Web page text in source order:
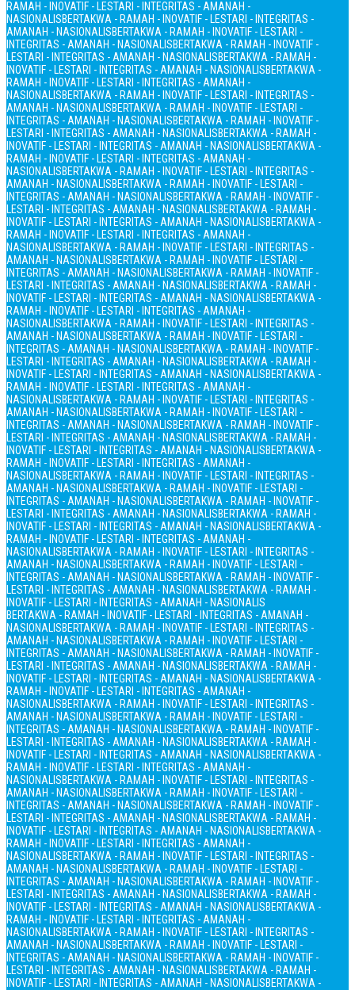
RAMAH - INOVATIF - LESTARI - INTEGRITAS - AMANAH -
NASIONALISBERTAKWA - RAMAH - INOVATIF - LESTARI - INTEGRITAS -
AMANAH - NASIONALISBERTAKWA - RAMAH - INOVATIF - LESTARI -
INTEGRITAS - AMANAH - NASIONALISBERTAKWA - RAMAH - INOVATIF -
LESTARI - INTEGRITAS - AMANAH - NASIONALISBERTAKWA - RAMAH -
INOVATIF - LESTARI - INTEGRITAS - AMANAH - NASIONALISBERTAKWA -
RAMAH - INOVATIF - LESTARI - INTEGRITAS - AMANAH -
NASIONALISBERTAKWA - RAMAH - INOVATIF - LESTARI - INTEGRITAS -
AMANAH - NASIONALISBERTAKWA - RAMAH - INOVATIF - LESTARI -
INTEGRITAS - AMANAH - NASIONALISBERTAKWA - RAMAH - INOVATIF -
LESTARI - INTEGRITAS - AMANAH - NASIONALISBERTAKWA - RAMAH -
INOVATIF - LESTARI - INTEGRITAS - AMANAH - NASIONALISBERTAKWA -
RAMAH - INOVATIF - LESTARI - INTEGRITAS - AMANAH -
NASIONALISBERTAKWA - RAMAH - INOVATIF - LESTARI - INTEGRITAS -
AMANAH - NASIONALISBERTAKWA - RAMAH - INOVATIF - LESTARI -
INTEGRITAS - AMANAH - NASIONALISBERTAKWA - RAMAH - INOVATIF -
LESTARI - INTEGRITAS - AMANAH - NASIONALISBERTAKWA - RAMAH -
INOVATIF - LESTARI - INTEGRITAS - AMANAH - NASIONALISBERTAKWA -
RAMAH - INOVATIF - LESTARI - INTEGRITAS - AMANAH -
NASIONALISBERTAKWA - RAMAH - INOVATIF - LESTARI - INTEGRITAS -
AMANAH - NASIONALISBERTAKWA - RAMAH - INOVATIF - LESTARI -
INTEGRITAS - AMANAH - NASIONALISBERTAKWA - RAMAH - INOVATIF -
LESTARI - INTEGRITAS - AMANAH - NASIONALISBERTAKWA - RAMAH -
INOVATIF - LESTARI - INTEGRITAS - AMANAH - NASIONALISBERTAKWA -
RAMAH - INOVATIF - LESTARI - INTEGRITAS - AMANAH -
NASIONALISBERTAKWA - RAMAH - INOVATIF - LESTARI - INTEGRITAS -
AMANAH - NASIONALISBERTAKWA - RAMAH - INOVATIF - LESTARI -
INTEGRITAS - AMANAH - NASIONALISBERTAKWA - RAMAH - INOVATIF -
LESTARI - INTEGRITAS - AMANAH - NASIONALISBERTAKWA - RAMAH -
INOVATIF - LESTARI - INTEGRITAS - AMANAH - NASIONALISBERTAKWA -
RAMAH - INOVATIF - LESTARI - INTEGRITAS - AMANAH -
NASIONALISBERTAKWA - RAMAH - INOVATIF - LESTARI - INTEGRITAS -
AMANAH - NASIONALISBERTAKWA - RAMAH - INOVATIF - LESTARI -
INTEGRITAS - AMANAH - NASIONALISBERTAKWA - RAMAH - INOVATIF -
LESTARI - INTEGRITAS - AMANAH - NASIONALISBERTAKWA - RAMAH -
INOVATIF - LESTARI - INTEGRITAS - AMANAH - NASIONALISBERTAKWA -
RAMAH - INOVATIF - LESTARI - INTEGRITAS - AMANAH -
NASIONALISBERTAKWA - RAMAH - INOVATIF - LESTARI - INTEGRITAS -
AMANAH - NASIONALISBERTAKWA - RAMAH - INOVATIF - LESTARI -
INTEGRITAS - AMANAH - NASIONALISBERTAKWA - RAMAH - INOVATIF -
LESTARI - INTEGRITAS - AMANAH - NASIONALISBERTAKWA - RAMAH -
INOVATIF - LESTARI - INTEGRITAS - AMANAH - NASIONALISBERTAKWA -
RAMAH - INOVATIF - LESTARI - INTEGRITAS - AMANAH -
NASIONALISBERTAKWA - RAMAH - INOVATIF - LESTARI - INTEGRITAS -
AMANAH - NASIONALISBERTAKWA - RAMAH - INOVATIF - LESTARI -
INTEGRITAS - AMANAH - NASIONALISBERTAKWA - RAMAH - INOVATIF -
LESTARI - INTEGRITAS - AMANAH - NASIONALISBERTAKWA - RAMAH -
INOVATIF - LESTARI - INTEGRITAS - AMANAH - NASIONALIS
BERTAKWA - RAMAH - INOVATIF - LESTARI - INTEGRITAS - AMANAH -
NASIONALISBERTAKWA - RAMAH - INOVATIF - LESTARI - INTEGRITAS -
AMANAH - NASIONALISBERTAKWA - RAMAH - INOVATIF - LESTARI -
INTEGRITAS - AMANAH - NASIONALISBERTAKWA - RAMAH - INOVATIF -
LESTARI - INTEGRITAS - AMANAH - NASIONALISBERTAKWA - RAMAH -
INOVATIF - LESTARI - INTEGRITAS - AMANAH - NASIONALISBERTAKWA -
RAMAH - INOVATIF - LESTARI - INTEGRITAS - AMANAH -
NASIONALISBERTAKWA - RAMAH - INOVATIF - LESTARI - INTEGRITAS -
AMANAH - NASIONALISBERTAKWA - RAMAH - INOVATIF - LESTARI -
INTEGRITAS - AMANAH - NASIONALISBERTAKWA - RAMAH - INOVATIF -
LESTARI - INTEGRITAS - AMANAH - NASIONALISBERTAKWA - RAMAH -
INOVATIF - LESTARI - INTEGRITAS - AMANAH - NASIONALISBERTAKWA -
RAMAH - INOVATIF - LESTARI - INTEGRITAS - AMANAH -
NASIONALISBERTAKWA - RAMAH - INOVATIF - LESTARI - INTEGRITAS -
AMANAH - NASIONALISBERTAKWA - RAMAH - INOVATIF - LESTARI -
INTEGRITAS - AMANAH - NASIONALISBERTAKWA - RAMAH - INOVATIF -
LESTARI - INTEGRITAS - AMANAH - NASIONALISBERTAKWA - RAMAH -
INOVATIF - LESTARI - INTEGRITAS - AMANAH - NASIONALISBERTAKWA -
RAMAH - INOVATIF - LESTARI - INTEGRITAS - AMANAH -
NASIONALISBERTAKWA - RAMAH - INOVATIF - LESTARI - INTEGRITAS -
AMANAH - NASIONALISBERTAKWA - RAMAH - INOVATIF - LESTARI -
INTEGRITAS - AMANAH - NASIONALISBERTAKWA - RAMAH - INOVATIF -
LESTARI - INTEGRITAS - AMANAH - NASIONALISBERTAKWA - RAMAH -
INOVATIF - LESTARI - INTEGRITAS - AMANAH - NASIONALISBERTAKWA -
RAMAH - INOVATIF - LESTARI - INTEGRITAS - AMANAH -
NASIONALISBERTAKWA - RAMAH - INOVATIF - LESTARI - INTEGRITAS -
AMANAH - NASIONALISBERTAKWA - RAMAH - INOVATIF - LESTARI -
INTEGRITAS - AMANAH - NASIONALISBERTAKWA - RAMAH - INOVATIF -
LESTARI - INTEGRITAS - AMANAH - NASIONALISBERTAKWA - RAMAH -
INOVATIF - LESTARI - INTEGRITAS - AMANAH - NASIONALISBERTAKWA -